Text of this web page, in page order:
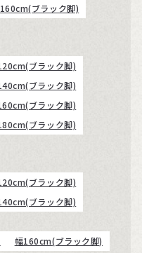
ブラック脚)
ブラック脚)
ブラック脚)
ブラック脚)
ブラック脚)
ブラック脚)
ブラック脚)
幅160cm(ブラック脚)